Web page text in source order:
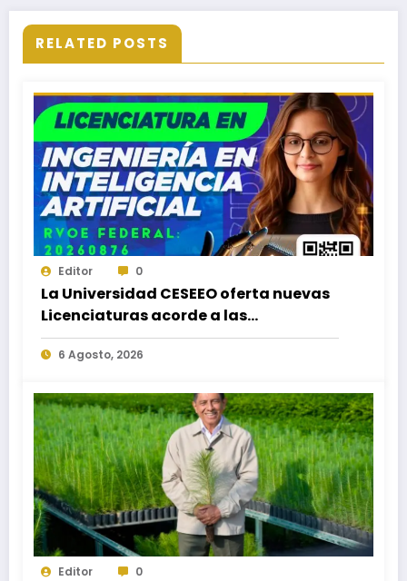
RELATED POSTS
Editor 0
La Universidad CESEEO oferta nuevas
Licenciaturas acorde a las
necesidades educativas de los
egresados de escuelas del nivel medio
6 Agosto, 2026
Editor 0